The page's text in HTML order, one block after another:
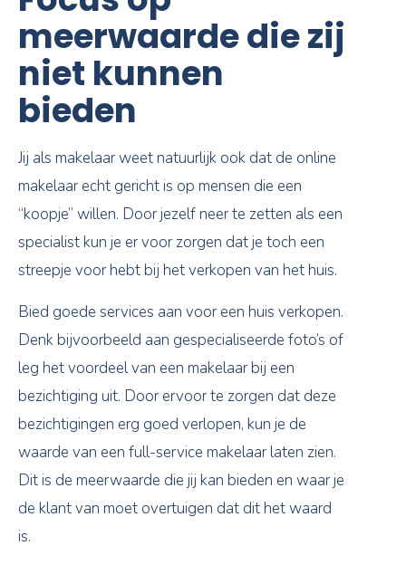
meerwaarde die zij
niet kunnen
bieden
Jij als makelaar weet natuurlijk ook dat de online
makelaar echt gericht is op mensen die een
“koopje” willen. Door jezelf neer te zetten als een
specialist kun je er voor zorgen dat je toch een
streepje voor hebt bij het verkopen van het huis.
Bied goede services aan voor een huis verkopen.
Denk bijvoorbeeld aan gespecialiseerde foto’s of
leg het voordeel van een makelaar bij een
bezichtiging uit. Door ervoor te zorgen dat deze
bezichtigingen erg goed verlopen, kun je de
waarde van een full-service makelaar laten zien.
Dit is de meerwaarde die jij kan bieden en waar je
de klant van moet overtuigen dat dit het waard
is.